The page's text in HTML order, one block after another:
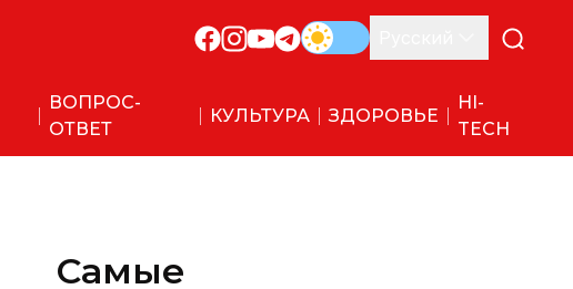
ВОПРОС-
ОТВЕТ
КУЛЬТУРА ЗДОРОВЬЕ
HI-
TECH
Самые